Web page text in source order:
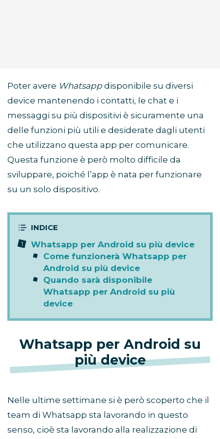
Poter avere Whatsapp disponibile su diversi
device mantenendo i contatti, le chat e i
messaggi su più dispositivi è sicuramente una
delle funzioni più utili e desiderate dagli utenti
che utilizzano questa app per comunicare.
Questa funzione è però molto difficile da
sviluppare, poiché l’app è nata per funzionare
su un solo dispositivo.
Whatsapp per Android su più device
Come funzionerà Whatsapp per
Android su più device
Quando sarà disponibile
Whatsapp per Android su più
device
Whatsapp per Android su
più device
Nelle ultime settimane si è però scoperto che il
team di Whatsapp sta lavorando in questo
senso, cioè sta lavorando alla realizzazione di